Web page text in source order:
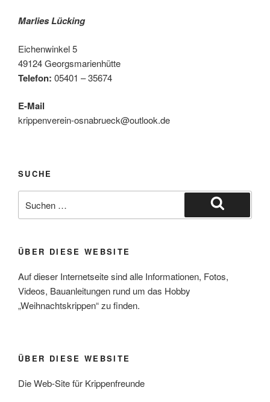
Marlies Lücking
Eichenwinkel 5
49124 Georgsmarienhütte
Telefon: 05401 – 35674
E-Mail
krippenverein-osnabrueck@outlook.de
SUCHE
nach:
Suchen
ÜBER DIESE WEBSITE
Auf dieser Internetseite sind alle Informationen, Fotos,
Videos, Bauanleitungen rund um das Hobby
„Weihnachtskrippen“ zu finden.
ÜBER DIESE WEBSITE
Die Web-Site für Krippenfreunde